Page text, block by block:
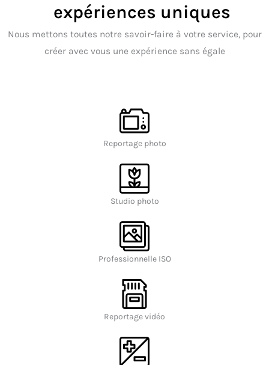
expériences uniques
Nous mettons toutes notre savoir-faire à votre service, pour
créer avec vous une expérience sans égale
Reportage photo
Studio photo
Professionnelle ISO
Reportage vidéo